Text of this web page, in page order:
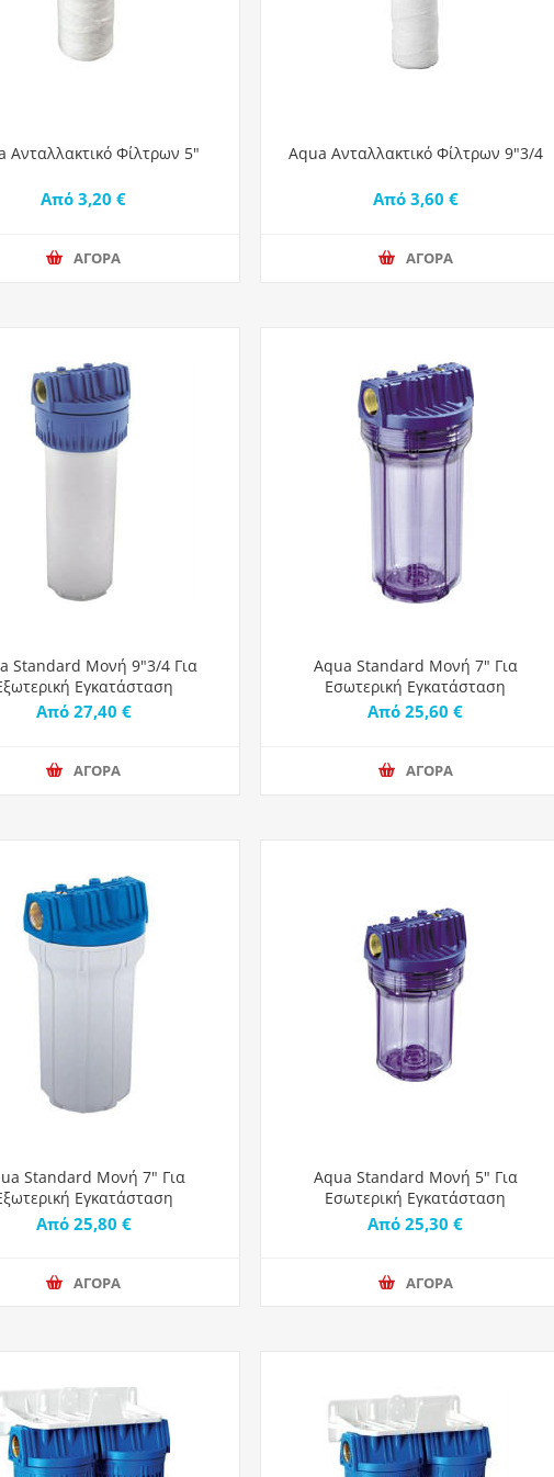
Ανταλλακτικό Φίλτρων 5"
Από 3,20 €
ΑΓΟΡΑ
Aqua Ανταλλακτικό Φίλτρων 9"3/4
Από 3,60 €
ΑΓΟΡΑ
Standard Μονή 9"3/4 Για
Εγκατάσταση
Από 27,40 €
ΑΓΟΡΑ
Aqua Standard Μονή 7" Για
Εσωτερική Εγκατάσταση
Από 25,60 €
ΑΓΟΡΑ
Standard Μονή 7" Για
Εγκατάσταση
Από 25,80 €
ΑΓΟΡΑ
Aqua Standard Μονή 5" Για
Εσωτερική Εγκατάσταση
Από 25,30 €
ΑΓΟΡΑ